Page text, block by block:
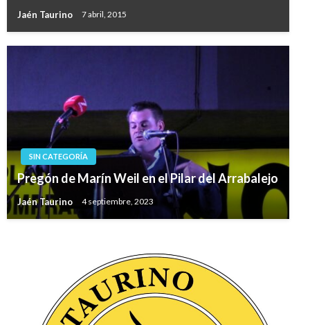
Jaén Taurino 7 abril, 2015
SIN CATEGORÍA
Pregón de Marín Weil en el Pilar del Arrabalejo
Jaén Taurino 4 septiembre, 2023